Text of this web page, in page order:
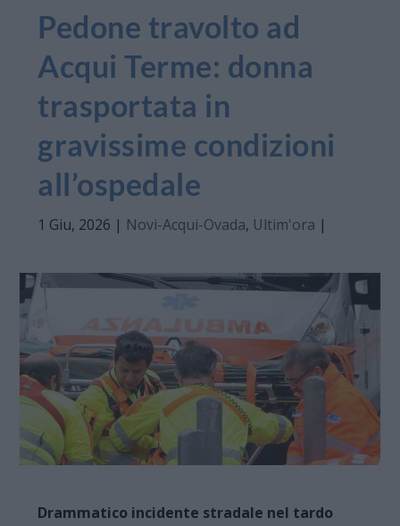
Pedone travolto ad
Acqui Terme: donna
trasportata in
gravissime condizioni
all’ospedale
1 Giu, 2026 | Novi-Acqui-Ovada, Ultim'ora |
Drammatico incidente stradale nel tardo